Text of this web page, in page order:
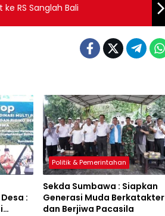
RS Sanglah Bali
:
Politik & Pemerintahan
Sekda Sumbawa : Siapkan
Generasi Muda Berkatakter
dan Berjiwa Pacasila